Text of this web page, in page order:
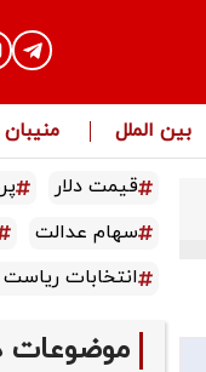
بین الملل
قیمت دلار
سهام عدالت
انتخابات ریاست
موضوعات